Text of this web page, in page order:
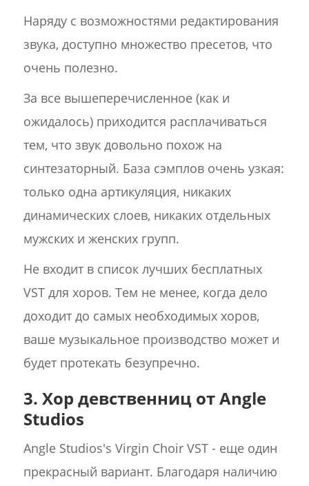
Наряду с возможностями редактирования
звука, доступно множество пресетов, что
очень полезно.
За все вышеперечисленное (как и
ожидалось) приходится расплачиваться
тем, что звук довольно похож на
синтезаторный. База сэмплов очень узкая:
только одна артикуляция, никаких
динамических слоев, никаких отдельных
мужских и женских групп.
Не входит в список лучших бесплатных
VST для хоров. Тем не менее, когда дело
доходит до самых необходимых хоров,
ваше музыкальное производство может и
будет протекать безупречно.
3. Хор девственниц от Angle
Studios
Angle Studios's Virgin Choir VST - еще один
прекрасный вариант. Благодаря наличию